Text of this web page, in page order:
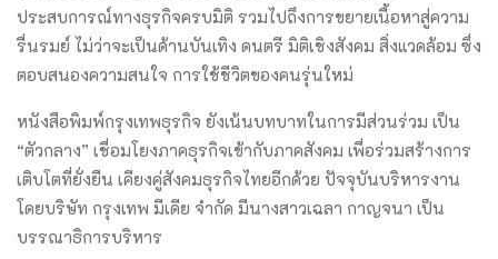
ประสบการณ์ทางธุรกิจครบมิติ รวมไปถึงการขยายเนื้อหาสู่ความ
รื่นรมย์ ไม่ว่าจะเป็นด้านบันเทิง ดนตรี มิติเชิงสังคม สิ่งแวดล้อม ซึ่ง
ตอบสนองความสนใจ การใช้ชีวิตของคนรุ่นใหม่
หนังสือพิมพ์กรุงเทพธุรกิจ ยังเน้นบทบาทในการมีส่วนร่วม เป็น
“ตัวกลาง” เชื่อมโยงภาคธุรกิจเข้ากับภาคสังคม เพื่อร่วมสร้างการ
เติบโตที่ยั่งยืน เคียงคู่สังคมธุรกิจไทยอีกด้วย ปัจจุบันบริหารงาน
โดยบริษัท กรุงเทพ มีเดีย จำกัด มีนางสาวเฉลา กาญจนา เป็น
บรรณาธิการบริหาร